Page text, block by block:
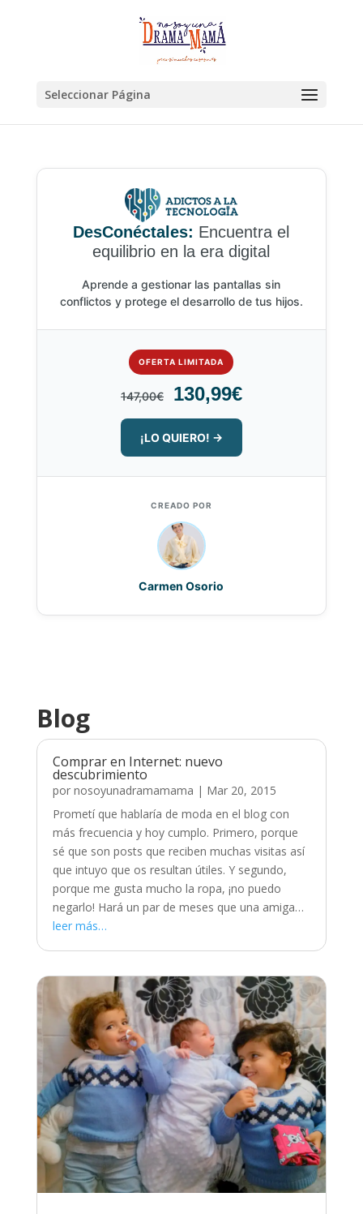
Seleccionar Página
DesConéctales: Encuentra el
equilibrio en la era digital
Aprende a gestionar las pantallas sin
conflictos y protege el desarrollo de tus hijos.
OFERTA LIMITADA
147,00€ 130,99€
¡LO QUIERO! →
CREADO POR
Carmen Osorio
Blog
Comprar en Internet: nuevo
descubrimiento
por nosoyunadramamama | Mar 20, 2015
Prometí que hablaría de moda en el blog con
más frecuencia y hoy cumplo. Primero, porque
sé que son posts que reciben muchas visitas así
que intuyo que os resultan útiles. Y segundo,
porque me gusta mucho la ropa, ¡no puedo
negarlo! Hará un par de meses que una amiga…
leer más…